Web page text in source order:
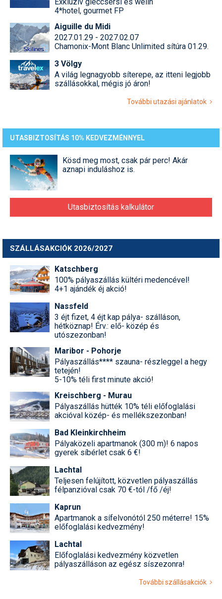
4*hotel, gourmet FP
Aiguille du Midi
2027.01.29 - 2027.02.07
Chamonix-Mont Blanc Unlimited sítúra 01.29.
3 Völgy
A világ legnagyobb síterepe, az itteni legjobb
szállásokkal, mégis jó áron!
További utazási ajánlatok
UTASBIZTOSÍTÁS 10% KEDVEZMÉNNYEL
Kösd meg most, csak pár perc! Akár
aznapi induláshoz is.
Utasbiztosítás kalkulátor
SZÁLLÁSAKCIÓK 2026/2027
Katschberg
100% pályaszállás kültéri medencével!
4+1 ajándék éj akció!
Nassfeld
3 éjt fizet, 4 éjt kap pálya- szálláson,
hétköznap! Érv.: elő- közép és
utószezonban!
Maribor - Pohorje
Pályaszállás**** szauna- részleggel a hegy
tetején!
5-10% téli first minute akció!
Kreischberg - Murau
Pályaszállás hütték 10% téli előfoglalási
akcióval közép- és mellékszezonban!
Bad Kleinkirchheim
Pályaközeli apartmanok (300 m)! 6 napos
gyerek síbérlet csak 6 €!
Lachtal
Teljesen felújított, közvetlen pályaszállás
félpanzióval csak 70 €-tól /fő /éj!
Kaprun
Apartmanok a sífelvonótól 250 méterre! 15%
előfoglalási kedvezmény!
Lachtal
Előfoglalási kedvezmény közvetlen
pályaszálláson az egész síszezonra!
További szállásakciók